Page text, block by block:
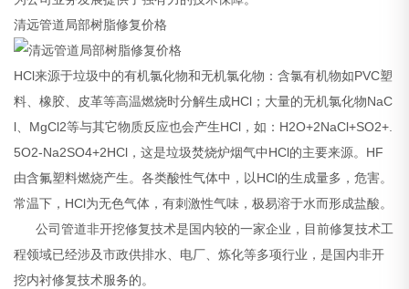
清远管道局部树脂修复价格
HCl来源于垃圾中的有机氯化物和无机氯化物：含氯有机物如PVC塑
料、橡胶、皮革等高温燃烧时分解生成HCl；大量的无机氯化物NaC
l、MgCl2等与其它物质反应也会产生HCl，如：H2O+2NaCl+SO2+.
5O2-Na2SO4+2HCl，这是垃圾焚烧炉烟气中HCl的主要来源。HF
由含氟塑料燃烧产生。各类酸性气体中，以HCl的生成量多，危害。
常温下，HCl为无色气体，有刺激性气味，极易溶于水而形成盐酸。
公司管道非开挖修复技术是国内较的一家企业，目前修复技术工
程领域已经涉及市政供排水、电厂、炼化等多项行业，是国内非开
挖内衬修复技术服务的。